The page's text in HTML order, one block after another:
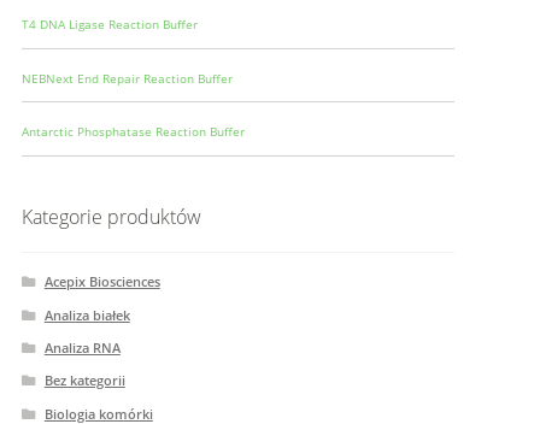
T4 DNA Ligase Reaction Buffer
NEBNext End Repair Reaction Buffer
Antarctic Phosphatase Reaction Buffer
Kategorie produktów
Acepix Biosciences
Analiza białek
Analiza RNA
Bez kategorii
Biologia komórki